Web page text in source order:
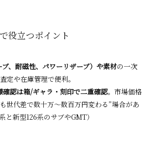
役立つポイント
ブ、耐磁性、パワーリザーブ）や素材の一次
定や在庫管理で便利。
確認は箱/ギャラ・刻印で二重確認。市場価格
世代差で数十万〜数百万円変わる”場合があ
と新型126系のサブやGMT）